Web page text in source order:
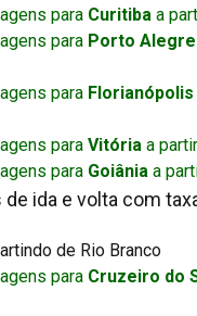
para Curitiba a
para Porto Alegre
para Florianópolis
para Vitória a
para Goiânia a
ida e volta com
de Rio Branco
para Cruzeiro do